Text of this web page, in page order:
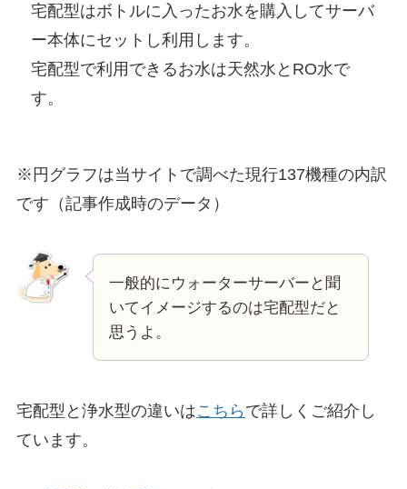
宅配型はボトルに入ったお水を購入してサーバ
ー本体にセットし利用します。
宅配型で利用できるお水は天然水とRO水で
す。
※円グラフは当サイトで調べた現行137機種の内訳
です （記事作成時のデータ）
一般的にウォーターサーバーと聞
いてイメージするのは宅配型だと
思うよ。
宅配型と浄水型の違いはこちら で詳しくご紹介し
ています。